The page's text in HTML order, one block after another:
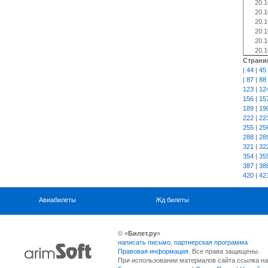
| 44 | 45
| 87 | 88
123 |
156 |
189 |
222 |
255 |
288 |
321 |
354 |
387 |
420 | 421
Авиабилеты Жд билеты
© «Билет.ру»
написать письмо партнерская программа
Правовая информация . Все права защищены.
При использовании материалов сайта ссылка на